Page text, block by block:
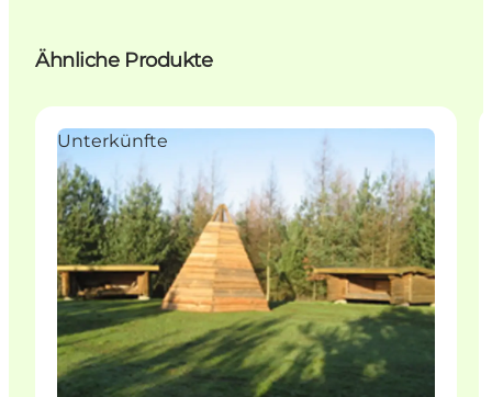
Ähnliche Produkte
Unterkünfte